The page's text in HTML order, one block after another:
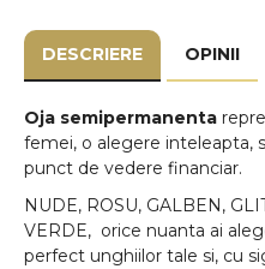
DESCRIERE OPINII
Oja semipermanenta
femei, o alegere inteleapta,
punct de vedere financiar.
NUDE, ROSU, GALBEN,
VERDE, orice nuanta ai
perfect unghiilor tale si, cu